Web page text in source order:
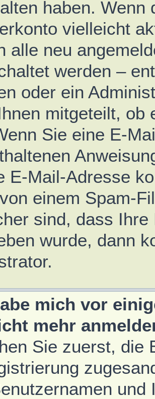
haben.
vielleicht
alle neu
werden –
oder ein
mitgeteilt, ob
Sie eine E-
E-Mail-Adresse
einem Spam-
sind, dass
wurde, dann
mich vor
mehr
Sie zuerst, die